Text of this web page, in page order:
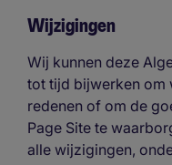
Wijzigingen
Wij kunnen deze
tot tijd bijwerken om
redenen of om de
Page Site te
alle wijzigingen,